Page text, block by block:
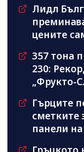
Лидл
цените
357 тона
230:
„Фрукто-
Гърците
сметките
панели